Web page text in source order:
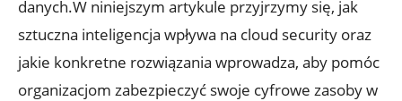
‌danych.W niniejszym artykule przyjrzymy się, jak‌
sztuczna ​inteligencja wpływa na cloud ⁢security oraz
‌jakie konkretne rozwiązania wprowadza, aby pomóc
organizacjom zabezpieczyć swoje cyfrowe zasoby w